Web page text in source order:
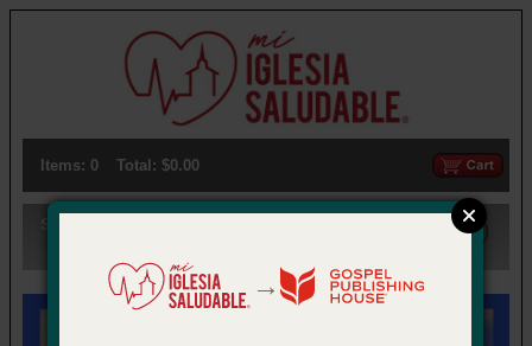
Items: 0 Total: $0.00
→